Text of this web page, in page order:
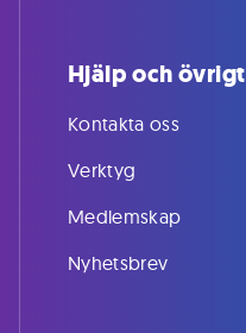
Hjälp och övrigt
Kontakta oss
Verktyg
Medlemskap
Nyhetsbrev